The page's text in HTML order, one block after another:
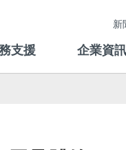
新
支援 企業資